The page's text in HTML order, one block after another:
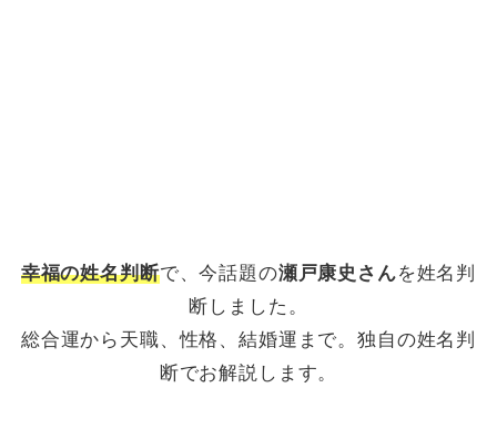
幸福の姓名判断で、今話題の瀬戸康史さんを姓名判
断しました。
総合運から天職、性格、結婚運まで。独自の姓名判
断でお解説します。